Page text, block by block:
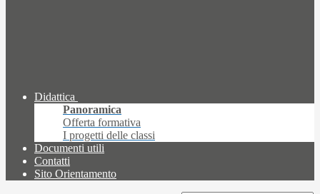
Didattica
Panoramica
Offerta formativa
I progetti delle classi
Documenti utili
Contatti
Sito Orientamento